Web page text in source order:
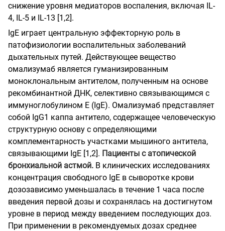
снижение уровня медиаторов воспаления, включая IL-
4, IL-5 и IL-13 [1,2].
IgE играет центральную эффекторную роль в
патофизиологии воспалительных заболеваний
дыхательных путей. Действующее вещество
омализумаб является гуманизированным
моноклональным антителом, полученным на основе
рекомбинантной ДНК, селективно связывающимся с
иммуноглобулином Е (IgE). Омализумаб представляет
собой IgG1 каппа антитело, содержащее человеческую
структурную основу с определяющими
комплементарность участками мышиного антитела,
связывающими IgE [1,2]. Пациенты с атопической
бронхиальной астмой. В клинических исследованиях
концентрация свободного IgE в сыворотке крови
дозозависимо уменьшалась в течение 1 часа после
введения первой дозы и сохранялась на достигнутом
уровне в период между введением последующих доз.
При применении в рекомендуемых дозах среднее